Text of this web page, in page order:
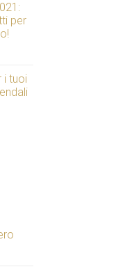
per
i tuoi